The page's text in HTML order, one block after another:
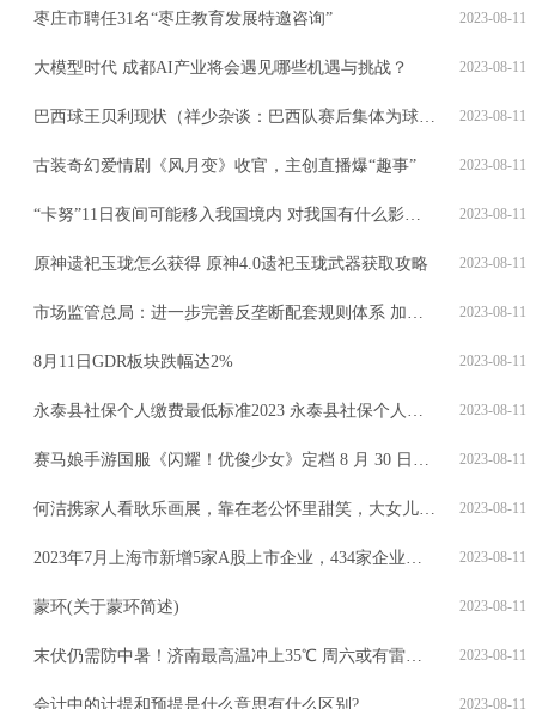
2023-08-11
枣庄市聘任31名“枣庄教育发展特邀咨询”
2023-08-11
大模型时代 成都AI产业将会遇见哪些机遇与挑战？
2023-08-11
巴西球王贝利现状（祥少杂谈：巴西队赛后集体为球王贝利祈福）
2023-08-11
古装奇幻爱情剧《风月变》收官，主创直播爆“趣事”
2023-08-11
“卡努”11日夜间可能移入我国境内 对我国有什么影响？专家解读→
2023-08-11
原神遗祀玉珑怎么获得 原神4.0遗祀玉珑武器获取攻略
2023-08-11
市场监管总局：进一步完善反垄断配套规则体系 加强和改进反垄断监管执法
2023-08-11
8月11日GDR板块跌幅达2%
2023-08-11
永泰县社保个人缴费最低标准2023 永泰县社保个人和公司缴费金额是多少
2023-08-11
赛马娘手游国服《闪耀！优俊少女》定档 8 月 30 日公测：iOS 开放预约，B站代理
2023-08-11
何洁携家人看耿乐画展，靠在老公怀里甜笑，大女儿与妈妈体型相近
2023-08-11
2023年7月上海市新增5家A股上市企业，434家企业总市值共计83776.05亿元
2023-08-11
蒙环(关于蒙环简述)
2023-08-11
末伏仍需防中暑！济南最高温冲上35℃ 周六或有雷阵雨+阵风7～9级
2023-08-11
会计中的计提和预提是什么意思有什么区别?